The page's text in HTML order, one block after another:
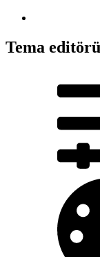
Tema editörü